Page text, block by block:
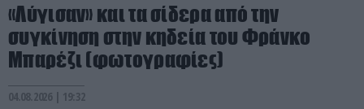
«Λύγισαν» και τα σίδερα από την
συγκίνηση στην κηδεία του Φράνκο
Μπαρέζι (φωτογραφίες)
04.08.2026 | 19:32